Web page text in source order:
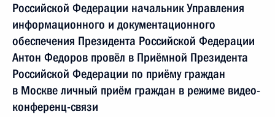
Российской Федерации начальник Управления
информационного и документационного
обеспечения Президента Российской Федерации
Антон Федоров провёл в Приёмной Президента
Российской Федерации по приёму граждан
в Москве личный приём граждан в режиме видео-
конференц-связи